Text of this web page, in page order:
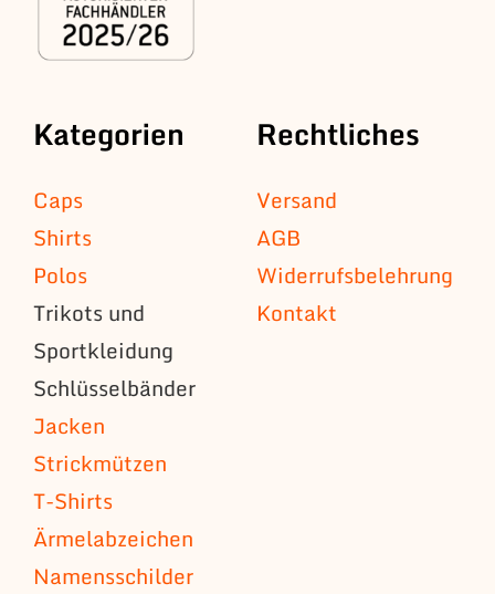
Kategorien
Caps
Shirts
Polos
Trikots und
Sportkleidung
Schlüsselbänder
Jacken
Strickmützen
T-Shirts
Ärmelabzeichen
Namensschilder
Rechtliches
Versand
AGB
Widerrufsbelehrung
Kontakt